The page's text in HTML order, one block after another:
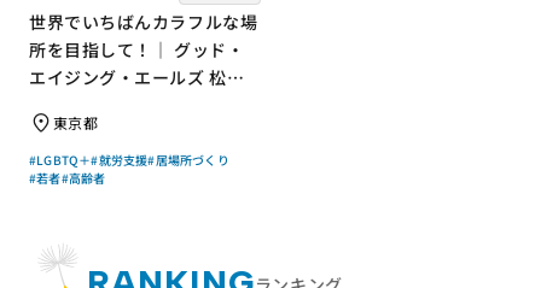
世界でいちばんカラフルな場
所を目指して！｜ グッド・
エイジング・エールズ 松中
慶子さん【聞き手】
東京都
#LGBTQ＋#就労支援#居場所づくり
#若者#高齢者